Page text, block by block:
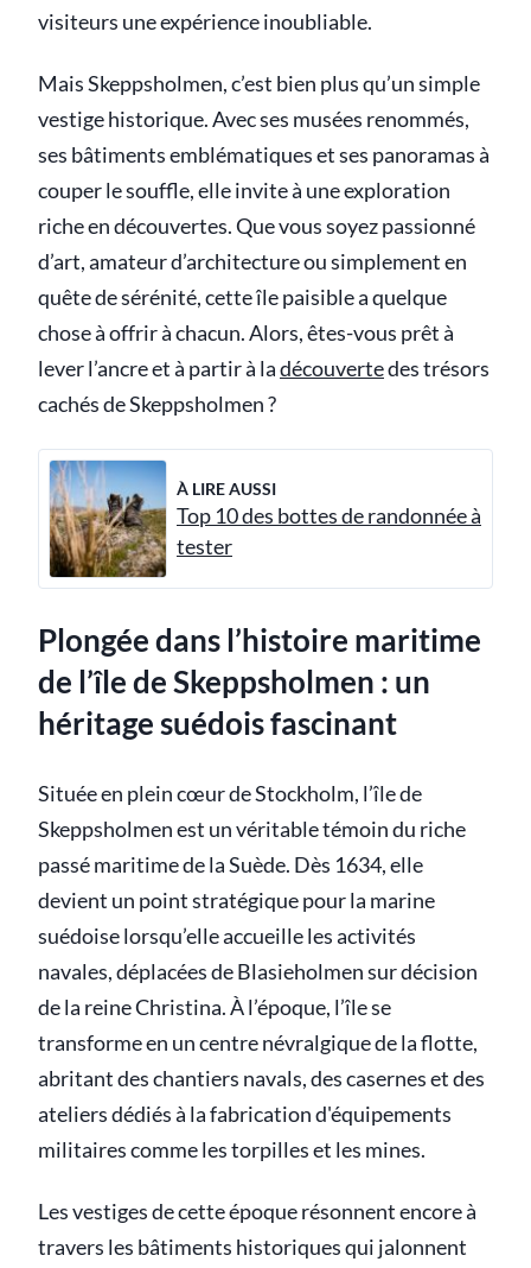
visiteurs une expérience inoubliable.
Mais Skeppsholmen, c’est bien plus qu’un simple
vestige historique. Avec ses musées renommés,
ses bâtiments emblématiques et ses panoramas à
couper le souffle, elle invite à une exploration
riche en découvertes. Que vous soyez passionné
d’art, amateur d’architecture ou simplement en
quête de sérénité, cette île paisible a quelque
chose à offrir à chacun. Alors, êtes-vous prêt à
lever l’ancre et à partir à ladécouvertedes trésors
cachés de Skeppsholmen ?
À LIRE AUSSI
Top 10 des bottes de randonnée à
tester
Plongée dans l’histoire maritime
de l’île de Skeppsholmen : un
héritage suédois fascinant
Située en plein cœur de Stockholm, l’île de
Skeppsholmen est un véritable témoin du riche
passé maritime de la Suède. Dès 1634, elle
devient un point stratégique pour la marine
suédoise lorsqu’elle accueille les activités
navales, déplacées de Blasieholmen sur décision
de la reine Christina. À l’époque, l’île se
transforme en un centre névralgique de la flotte,
abritant des chantiers navals, des casernes et des
ateliers dédiés à la fabrication d'équipements
militaires comme les torpilles et les mines.
Les vestiges de cette époque résonnent encore à
travers les bâtiments historiques qui jalonnent